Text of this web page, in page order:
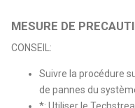
MESURE DE
CONSEIL:
Suivre la procédure
de pannes du
*: Utiliser le